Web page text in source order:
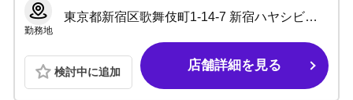
勤務地
東京都新宿区歌舞伎町1-14-7 新宿ハヤシビル7階
検討中に追加 店舗詳細を見る